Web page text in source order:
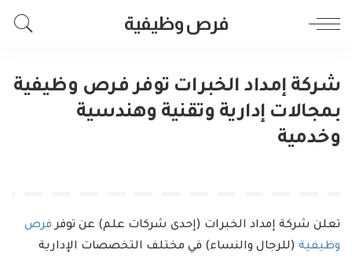
فرص وظيفية
شركة إمداد الخبرات توفر فرص وظيفية
بمجالات إدارية وتقنية وهندسية
وخدمية
تعلن شركة إمداد الخبرات (إحدى شركات علم) عن توفرفرص
وظيفية (للرجال والنساء) في مختلف التخصصات الإدارية